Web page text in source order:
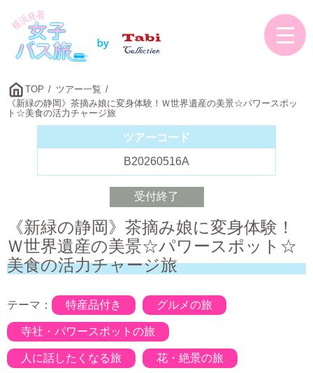
TOP
ツアー一覧
《新緑の静岡》茶摘み娘に変身体験！Ｗ世界遺産の美景☆パワースポッ
ト☆美食の活力チャージ旅
ツアーコード
B20260516A
受付終了
《新緑の静岡》茶摘み娘に変身体験！
Ｗ世界遺産の美景☆パワースポット☆
美食の活力チャージ旅
テーマ： 特産品付き グルメの旅
寺社・パワースポットの旅
人に話したくなる旅 花・絶景の旅